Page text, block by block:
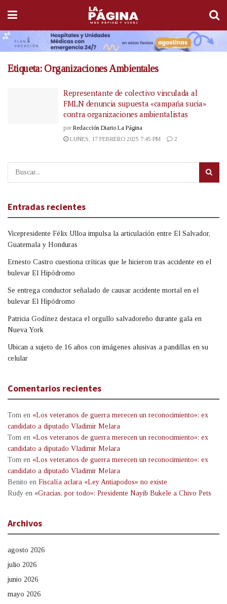
Etiqueta: Organizaciones Ambientales
Representante de colectivo vinculada al
FMLN denuncia supuesta «campaña sucia»
contra organizaciones ambientalistas
por Redacción Diario La Página
LUNES, 17 FEBRERO 2025 7:45 PM
2
Entradas recientes
Vicepresidente Félix Ulloa impulsa la articulación entre El Salvador,
Guatemala y Honduras
Ernesto Castro cuestiona críticas que le hicieron tras accidente en el
bulevar El Hipódromo
Se entrega conductor señalado de causar accidente mortal en el
bulevar El Hipódromo
Patricia Godínez destaca el orgullo salvadoreño durante gala en
Nueva York
Ubican a sujeto de 16 años con imágenes alusivas a pandillas en su
celular
Comentarios recientes
Tom en «Los veteranos de guerra merecen un reconocimiento»: ex
candidato a diputado Vladimir Melara
Tom en «Los veteranos de guerra merecen un reconocimiento»: ex
candidato a diputado Vladimir Melara
Tom en «Los veteranos de guerra merecen un reconocimiento»: ex
candidato a diputado Vladimir Melara
Benito en Fiscalía aclara «Ley Antiapodos» no existe
Rudy en «Gracias, por todo»: Presidente Nayib Bukele a Chivo Pets
Archivos
agosto 2026
julio 2026
junio 2026
mayo 2026